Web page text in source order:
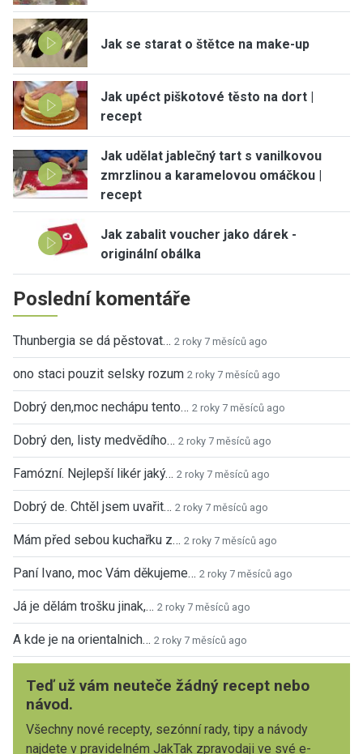
Jak se starat o štětce na make-up
Jak upéct piškotové těsto na dort |
recept
Jak udělat jablečný tart s vanilkovou
zmrzlinou a karamelovou omáčkou |
recept
Jak zabalit voucher jako dárek -
originální obálka
Poslední komentáře
Thunbergia se dá pěstovat… 2 roky 7 měsíců ago
ono staci pouzit selsky rozum 2 roky 7 měsíců ago
Dobrý den,moc nechápu tento… 2 roky 7 měsíců ago
Dobrý den, listy medvědího… 2 roky 7 měsíců ago
Famózní. Nejlepší likér jaký… 2 roky 7 měsíců ago
Dobrý de. Chtěl jsem uvařit… 2 roky 7 měsíců ago
Mám před sebou kuchařku z… 2 roky 7 měsíců ago
Paní Ivano, moc Vám děkujeme… 2 roky 7 měsíců ago
Já je dělám trošku jinak,… 2 roky 7 měsíců ago
A kde je na orientalnich… 2 roky 7 měsíců ago
Teď už vám neuteče žádný recept nebo
návod.
Všechny nové recepty, sezónní rady, tipy a návody
najdete v pravidelném JakTak zpravodaji ve své e-